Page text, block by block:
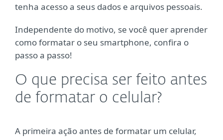
tenha acesso a seus dados e arquivos pessoais.
Independente do motivo, se você quer aprender
como formatar o seu smartphone, confira o
passo a passo!
O que precisa ser feito antes
de formatar o celular?
A primeira ação antes de formatar um celular,